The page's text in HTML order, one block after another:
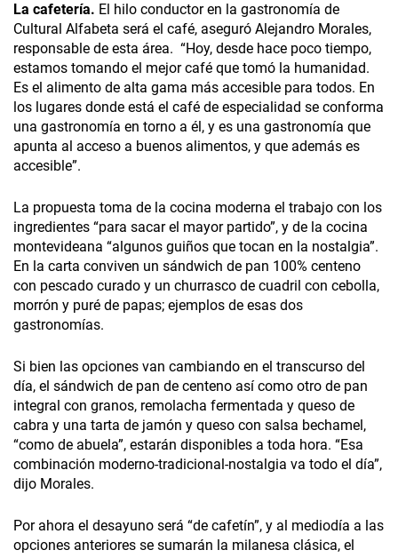
La cafetería. El hilo conductor en la gastronomía de
Cultural Alfabeta será el café, aseguró Alejandro Morales,
responsable de esta área. “Hoy, desde hace poco tiempo,
estamos tomando el mejor café que tomó la humanidad.
Es el alimento de alta gama más accesible para todos. En
los lugares donde está el café de especialidad se conforma
una gastronomía en torno a él, y es una gastronomía que
apunta al acceso a buenos alimentos, y que además es
accesible”.
La propuesta toma de la cocina moderna el trabajo con los
ingredientes “para sacar el mayor partido”, y de la cocina
montevideana “algunos guiños que tocan en la nostalgia”.
En la carta conviven un sándwich de pan 100% centeno
con pescado curado y un churrasco de cuadril con cebolla,
morrón y puré de papas; ejemplos de esas dos
gastronomías.
Si bien las opciones van cambiando en el transcurso del
día, el sándwich de pan de centeno así como otro de pan
integral con granos, remolacha fermentada y queso de
cabra y una tarta de jamón y queso con salsa bechamel,
“como de abuela”, estarán disponibles a toda hora. “Esa
combinación moderno-tradicional-nostalgia va todo el día”,
dijo Morales.
Por ahora el desayuno será “de cafetín”, y al mediodía a las
opciones anteriores se sumarán la milanesa clásica, el